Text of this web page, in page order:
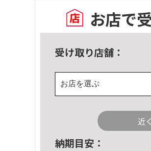
お店で
受け取り店舗：
お店を選ぶ
近
納期目安：